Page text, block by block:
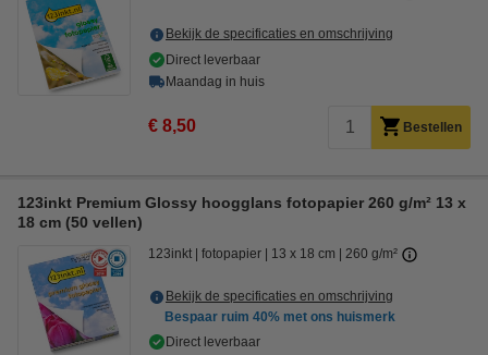
Bekijk de specificaties en omschrijving
Direct leverbaar
Maandag in huis
€ 8,50 Bestellen
123inkt Premium Glossy hoogglans fotopapier 260 g/m² 13 x
18 cm (50 vellen)
123inkt fotopapier 13 x 18 cm 260 g/m²
Bekijk de specificaties en omschrijving
Bespaar ruim 40% met ons huismerk
Direct leverbaar